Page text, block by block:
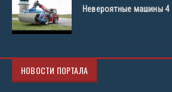
Невероятные машины 4
НОВОСТИ ПОРТАЛА